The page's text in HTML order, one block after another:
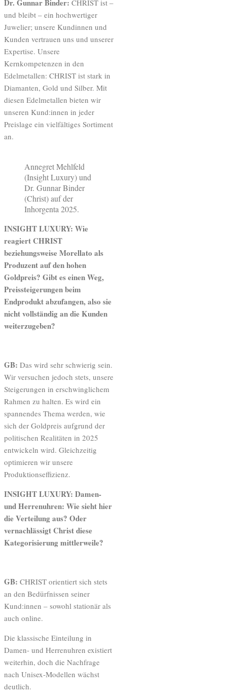
Dr. Gunnar Binder: CHRIST ist –
und bleibt – ein hochwertiger
Juwelier; unsere Kundinnen und
Kunden vertrauen uns und unserer
Expertise. Unsere
Kernkompetenzen in den
Edelmetallen: CHRIST ist stark in
Diamanten, Gold und Silber. Mit
diesen Edelmetallen bieten wir
unseren Kund:innen in jeder
Preislage ein vielfältiges Sortiment
an.
Annegret Mehlfeld
(Insight Luxury) und
Dr. Gunnar Binder
(Christ) auf der
Inhorgenta 2025.
INSIGHT LUXURY: Wie
reagiert CHRIST
beziehungsweise Morellato als
Produzent auf den hohen
Goldpreis? Gibt es einen Weg,
Preissteigerungen beim
Endprodukt abzufangen, also sie
nicht vollständig an die Kunden
weiterzugeben?
GB: Das wird sehr schwierig sein.
Wir versuchen jedoch stets, unsere
Steigerungen in erschwinglichem
Rahmen zu halten. Es wird ein
spannendes Thema werden, wie
sich der Goldpreis aufgrund der
politischen Realitäten in 2025
entwickeln wird. Gleichzeitig
optimieren wir unsere
Produktionseffizienz.
INSIGHT LUXURY: Damen-
und Herrenuhren: Wie sieht hier
die Verteilung aus? Oder
vernachlässigt Christ diese
Kategorisierung mittlerweile?
GB: CHRIST orientiert sich stets
an den Bedürfnissen seiner
Kund:innen – sowohl stationär als
auch online.
Die klassische Einteilung in
Damen- und Herrenuhren existiert
weiterhin, doch die Nachfrage
nach Unisex-Modellen wächst
deutlich.